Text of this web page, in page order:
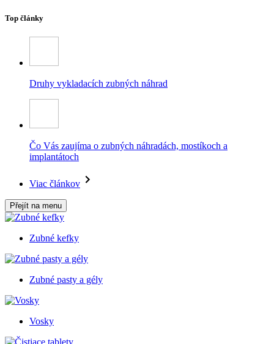
Top články
Druhy vykladacích zubných náhrad
Čo Vás zaujíma o zubných náhradách, mostíkoch a
implantátoch
Viac článkov
Přejít na menu
Zubné kefky
Zubné pasty a gély
Vosky